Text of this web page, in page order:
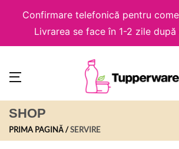
Confirmare telefonică pentru
Livrarea se face în 1-2 zile
SHOP
PRIMA PAGINĂ SERVIRE